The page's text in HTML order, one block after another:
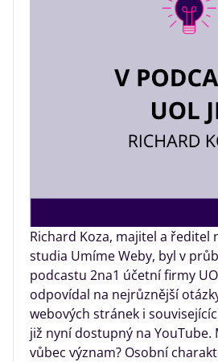
Richard Koza, majitel a ředitel
studia Umíme Weby, byl v
podcastu 2na1 účetní firmy
odpovídal na nejrůznější
webových stránek i
již nyní dostupný na YouTube.
vůbec význam? Osobní